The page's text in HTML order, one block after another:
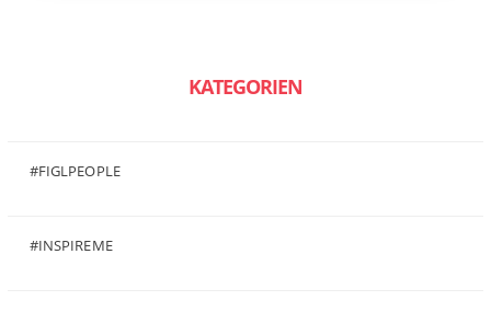
KATEGORIEN
#FIGLPEOPLE
#INSPIREME